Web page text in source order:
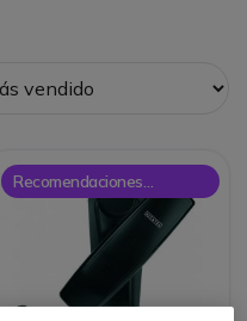
Recomendaciones
Onedirect